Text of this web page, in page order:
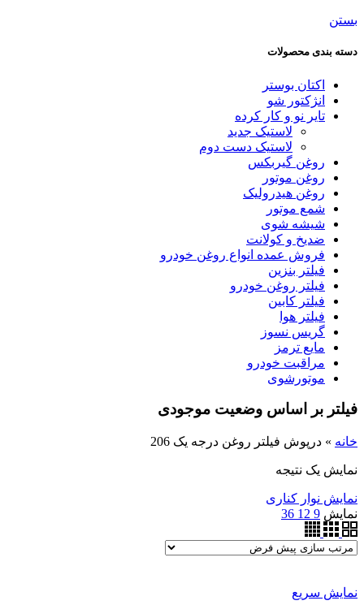
بستن
دسته بندی محصولات
اکتان بوستر
انژکتور شو
تایر نو و کار کرده
لاستیک جدید
لاستیک دست دوم
روغن گیربکس
روغن موتور
روغن هیدرولیک
شمع موتور
شیشه شوی
ضدیخ و کولانت
فروش عمده انواع روغن خودرو
فیلتر بنزین
فیلتر روغن خودرو
فیلتر کابین
فیلتر هوا
گریس نسوز
مایع ترمز
مراقبت خودرو
موتورشوی
فیلتر بر اساس وضعیت موجودی
خانه » درپوش فیلتر روغن درجه یک 206
نمایش یک نتیجه
نمایش نوار کناری
نمایش 9
12
36
نمایش سریع